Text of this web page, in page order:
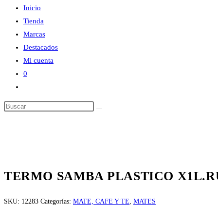
Inicio
Tienda
Marcas
Destacados
Mi cuenta
0
de
Buscar
TERMO SAMBA PLASTICO
SKU: 12283 Categorías: MATE, CAFE Y TE, MATES